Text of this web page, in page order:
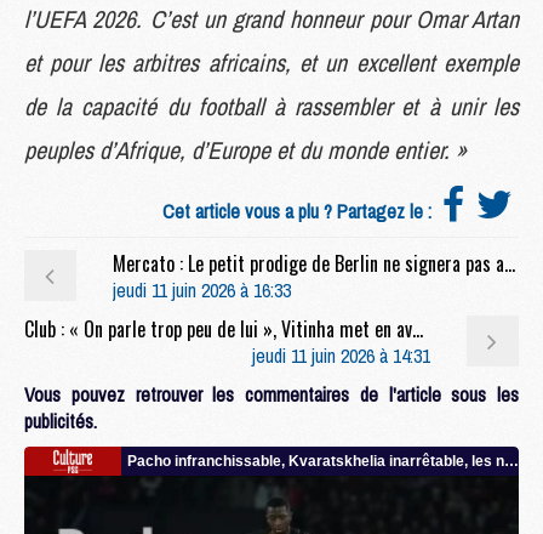
l’UEFA 2026. C’est un grand honneur pour Omar Artan
et pour les arbitres africains, et un excellent exemple
de la capacité du football à rassembler et à unir les
peuples d’Afrique, d’Europe et du monde entier. »
Cet article vous a plu ? Partagez le :
Mercato : Le petit prodige de Berlin ne signera pas au PSG
jeudi 11 juin 2026 à 16:33
Club : « On parle trop peu de lui », Vitinha met en avant un Parisien sous-estimé
jeudi 11 juin 2026 à 14:31
Vous pouvez retrouver les commentaires de l'article sous les
publicités.